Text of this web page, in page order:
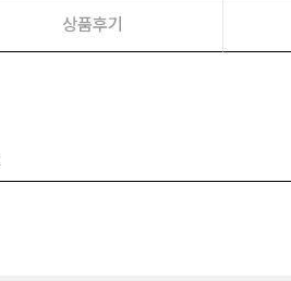
상품후기